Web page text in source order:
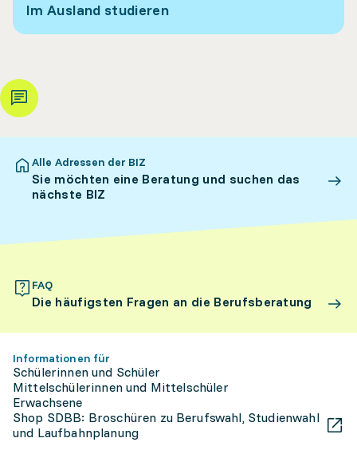
Im Ausland studieren
Alle Adressen der BIZ
Sie möchten eine Beratung und suchen das
nächste BIZ
FAQ
Die häufigsten Fragen an die Berufsberatung
Informationen für
Schülerinnen und Schüler
Mittelschülerinnen und Mittelschüler
Erwachsene
Shop SDBB: Broschüren zu Berufswahl, Studienwahl
und Laufbahnplanung